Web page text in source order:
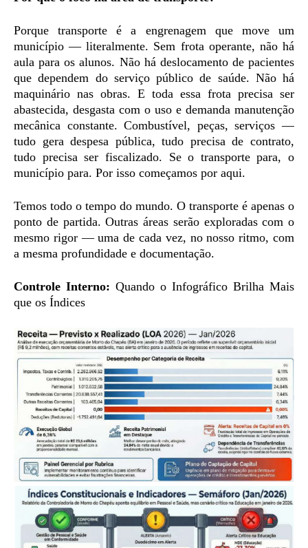
Porque transporte é a engrenagem que move um
município — literalmente. Sem frota operante, não há
aula para os alunos. Não há deslocamento de pacientes
que dependem do serviço público de saúde. Não há
maquinário nas obras. E toda essa frota precisa ser
abastecida, desgasta com o uso e demanda manutenção
mecânica constante. Combustível, peças, serviços —
tudo gera despesa pública, tudo precisa de contrato,
tudo precisa ser fiscalizado. Se o transporte para, o
município para. Por isso começamos por aqui.
Temos todo o tempo do mundo. O transporte é apenas o
ponto de partida. Outras áreas serão exploradas com o
mesmo rigor — uma de cada vez, no nosso ritmo, com
a mesma profundidade e documentação.
Controle Interno: Quando o Infográfico Brilha Mais
que os Índices